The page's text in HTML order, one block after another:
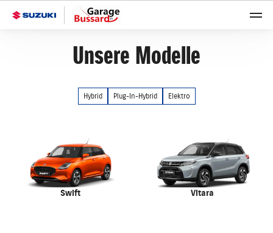
Unsere Modelle
Hybrid Plug-In-Hybrid Elektro
Swift Vitara